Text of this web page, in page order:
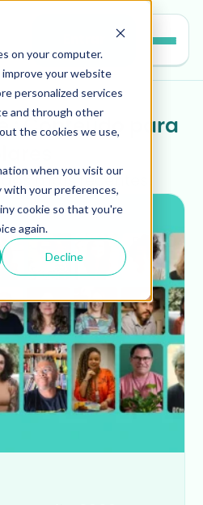
on your computer.
your website
personalized services
and through other
the cookies we use,
when you visit our
with your preferences,
cookie so that you're
again.
Decline
: Conteúdo para
mais recentes!